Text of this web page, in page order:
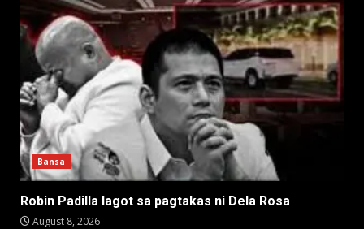
Bansa
Robin Padilla lagot sa pagtakas ni Dela Rosa
August 8, 2026